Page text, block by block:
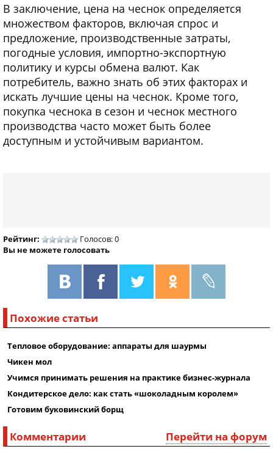
В заключение, цена на чеснок определяется
множеством факторов, включая спрос и
предложение, производственные затраты,
погодные условия, импортно-экспортную
политику и курсы обмена валют. Как
потребитель, важно знать об этих факторах и
искать лучшие цены на чеснок. Кроме того,
покупка чеснока в сезон и чеснок местного
производства часто может быть более
доступным и устойчивым вариантом.
Рейтинг:
Голосов: 0
Вы не можете голосовать
Похожие статьи
Тепловое оборудование: аппараты для шаурмы
Чикен мол
Учимся принимать решения на практике бизнес-журнала
Кондитерское дело: как стать «шоколадным королем»
Готовим буковинский борщ
Перейти на форум
Комментарии